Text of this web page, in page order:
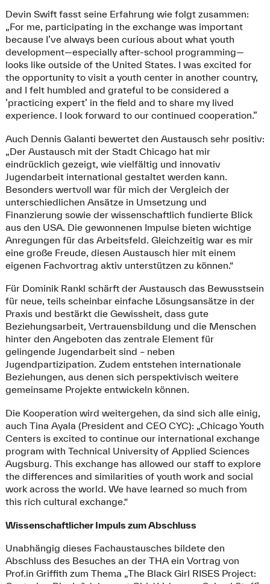
Devin Swift fasst seine Erfahrung wie folgt zusammen:
„For me, participating in the exchange was important
because I’ve always been curious about what youth
development—especially after‑school programming—
looks like outside of the United States. I was excited for
the opportunity to visit a youth center in another country,
and I felt humbled and grateful to be considered a
’practicing expert’ in the field and to share my lived
experience. I look forward to our continued cooperation.”
Auch Dennis Galanti bewertet den Austausch sehr positiv:
„Der Austausch mit der Stadt Chicago hat mir
eindrücklich gezeigt, wie vielfältig und innovativ
Jugendarbeit international gestaltet werden kann.
Besonders wertvoll war für mich der Vergleich der
unterschiedlichen Ansätze in Umsetzung und
Finanzierung sowie der wissenschaftlich fundierte Blick
aus den USA. Die gewonnenen Impulse bieten wichtige
Anregungen für das Arbeitsfeld. Gleichzeitig war es mir
eine große Freude, diesen Austausch hier mit einem
eigenen Fachvortrag aktiv unterstützen zu können.“
Für Dominik Rankl schärft der Austausch das Bewusstsein
für neue, teils scheinbar einfache Lösungsansätze in der
Praxis und bestärkt die Gewissheit, dass gute
Beziehungsarbeit, Vertrauensbildung und die Menschen
hinter den Angeboten das zentrale Element für
gelingende Jugendarbeit sind – neben
Jugendpartizipation. Zudem entstehen internationale
Beziehungen, aus denen sich perspektivisch weitere
gemeinsame Projekte entwickeln können.
Die Kooperation wird weitergehen, da sind sich alle einig,
auch Tina Ayala (President and CEO CYC): „Chicago Youth
Centers is excited to continue our international exchange
program with Technical University of Applied Sciences
Augsburg. This exchange has allowed our staff to explore
the differences and similarities of youth work and social
work across the world. We have learned so much from
this rich cultural exchange.“
Wissenschaftlicher Impuls zum Abschluss
Unabhängig dieses Fachaustausches bildete den
Abschluss des Besuches an der THA ein Vortrag von
Prof.in Griffith zum Thema „The Black Girl RISES Project: